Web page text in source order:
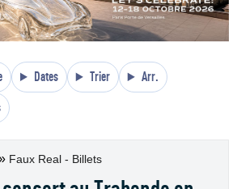
Dates Trier Arr.
Faux Real - Billets